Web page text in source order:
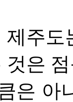
주
것은
은 아